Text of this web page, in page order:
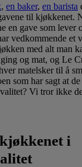
, en baker, en barista
til kjøkkenet.
en gave som lever
vedkommende et
med alt man
og mat, og Le
matelsker til å
som har sagt at
Vi tror ikke
i